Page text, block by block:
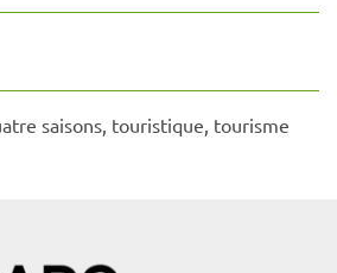
saisons, touristique, tourisme